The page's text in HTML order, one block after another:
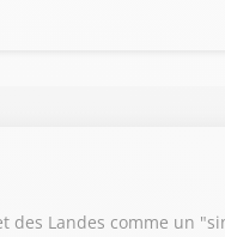
Landes comme un